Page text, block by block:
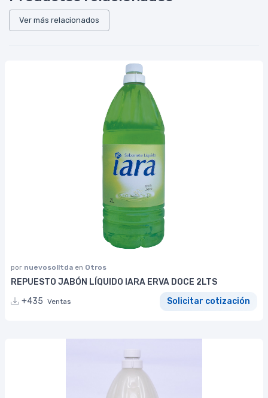
Ver más relacionados
por nuevosolltda en Otros
REPUESTO JABÓN LÍQUIDO IARA ERVA DOCE 2LTS
+435 Ventas Solicitar cotización